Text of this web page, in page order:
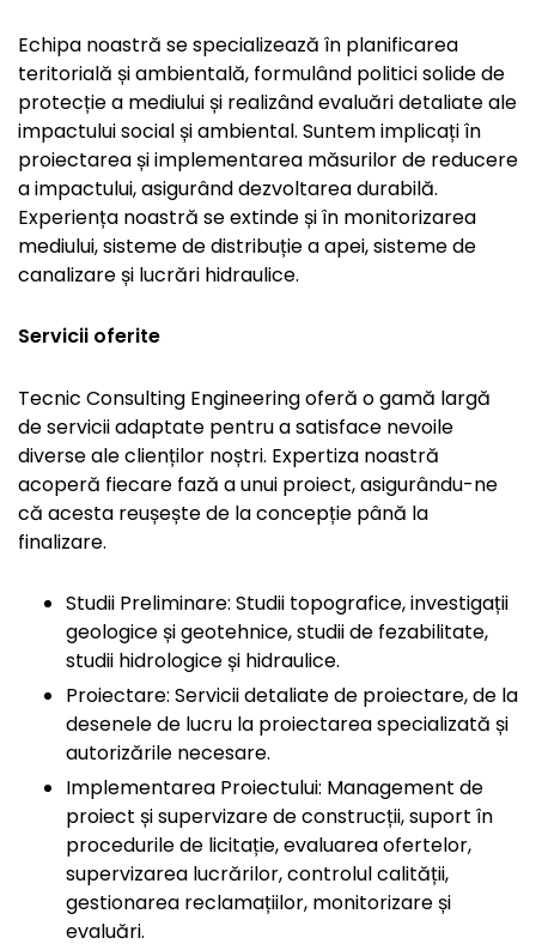
Echipa noastră se specializează în planificarea
teritorială și ambientală, formulând politici solide de
protecție a mediului și realizând evaluări detaliate ale
impactului social și ambiental. Suntem implicați în
proiectarea și implementarea măsurilor de reducere
a impactului, asigurând dezvoltarea durabilă.
Experiența noastră se extinde și în monitorizarea
mediului, sisteme de distribuție a apei, sisteme de
canalizare și lucrări hidraulice.
Servicii oferite
Tecnic Consulting Engineering oferă o gamă largă
de servicii adaptate pentru a satisface nevoile
diverse ale clienților noștri. Expertiza noastră
acoperă fiecare fază a unui proiect, asigurându-ne
că acesta reușește de la concepție până la
finalizare.
Studii Preliminare: Studii topografice, investigații
geologice și geotehnice, studii de fezabilitate,
studii hidrologice și hidraulice.
Proiectare: Servicii detaliate de proiectare, de la
desenele de lucru la proiectarea specializată și
autorizările necesare.
Implementarea Proiectului: Management de
proiect și supervizare de construcții, suport în
procedurile de licitație, evaluarea ofertelor,
supervizarea lucrărilor, controlul calității,
gestionarea reclamațiilor, monitorizare și
evaluări.